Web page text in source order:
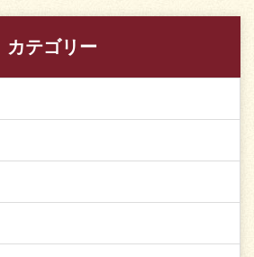
カテゴリー